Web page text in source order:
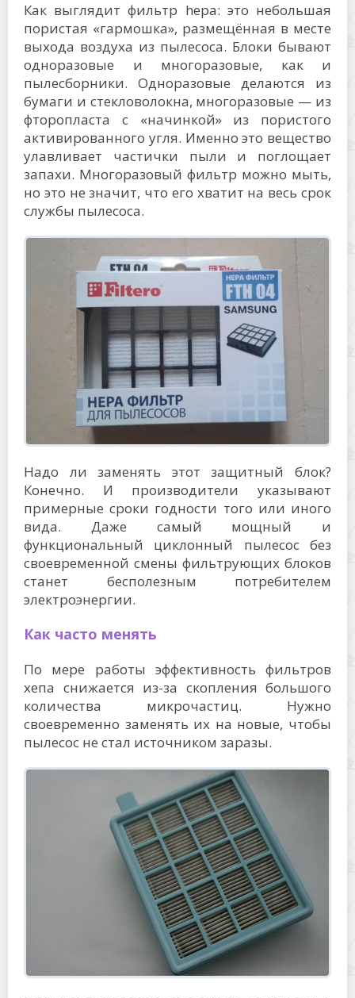
Как выглядит фильтр hepa: это небольшая
пористая «гармошка», размещённая в месте
выхода воздуха из пылесоса. Блоки бывают
одноразовые и многоразовые, как и
пылесборники. Одноразовые делаются из
бумаги и стекловолокна, многоразовые — из
фторопласта с «начинкой» из пористого
активированного угля. Именно это вещество
улавливает частички пыли и поглощает
запахи. Многоразовый фильтр можно мыть,
но это не значит, что его хватит на весь срок
службы пылесоса.
Надо ли заменять этот защитный блок?
Конечно. И производители указывают
примерные сроки годности того или иного
вида. Даже самый мощный и
функциональный циклонный пылесос без
своевременной смены фильтрующих блоков
станет бесполезным потребителем
электроэнергии.
Как часто менять
По мере работы эффективность фильтров
хепа снижается из-за скопления большого
количества микрочастиц. Нужно
своевременно заменять их на новые, чтобы
пылесос не стал источником заразы.